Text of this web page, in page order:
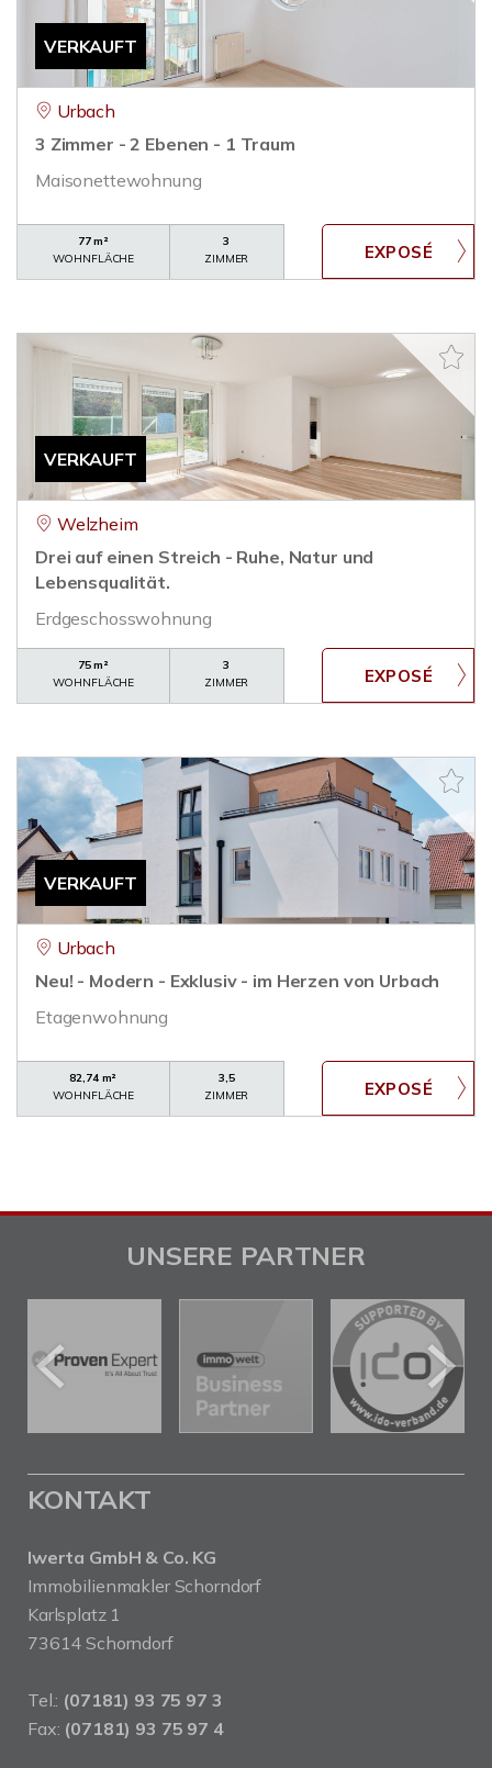
VERKAUFT
Urbach
3 Zimmer - 2 Ebenen - 1 Traum
Maisonettewohnung
77 m²
WOHNFLÄCHE
3
ZIMMER
VERKAUFT
Welzheim
Drei auf einen Streich - Ruhe, Natur und
Lebensqualität.
Erdgeschosswohnung
75 m²
WOHNFLÄCHE
3
ZIMMER
VERKAUFT
Urbach
Neu! - Modern - Exklusiv - im Herzen von Urbach
Etagenwohnung
82,74 m²
WOHNFLÄCHE
3,5
ZIMMER
UNSERE PARTNER
KONTAKT
Iwerta GmbH & Co. KG
Immobilienmakler Schorndorf
Karlsplatz 1
73614 Schorndorf
Tel.: (07181) 93 75 97 3
Fax: (07181) 93 75 97 4